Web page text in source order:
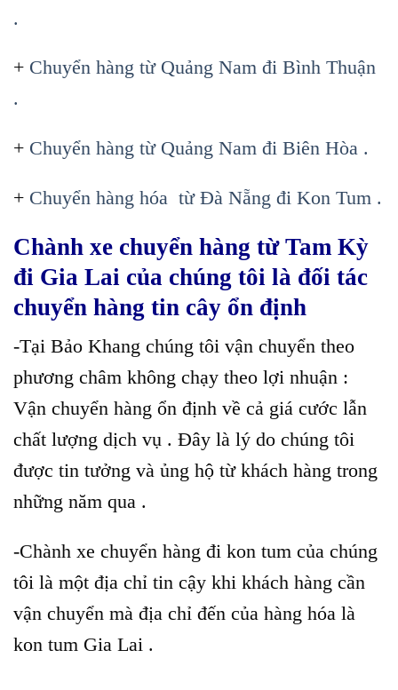
.
+ Chuyển hàng từ Quảng Nam đi Bình Thuận
.
+ Chuyển hàng từ Quảng Nam đi Biên Hòa .
+ Chuyển hàng hóa từ Đà Nẵng đi Kon Tum .
Chành xe chuyển hàng từ Tam Kỳ
đi Gia Lai của chúng tôi là đối tác
chuyển hàng tin cây ổn định
-Tại Bảo Khang chúng tôi vận chuyển theo
phương châm không chạy theo lợi nhuận :
Vận chuyển hàng ổn định về cả giá cước lẫn
chất lượng dịch vụ . Đây là lý do chúng tôi
được tin tưởng và ủng hộ từ khách hàng trong
những năm qua .
-Chành xe chuyển hàng đi kon tum của chúng
tôi là một địa chỉ tin cậy khi khách hàng cần
vận chuyển mà địa chỉ đến của hàng hóa là
kon tum Gia Lai .